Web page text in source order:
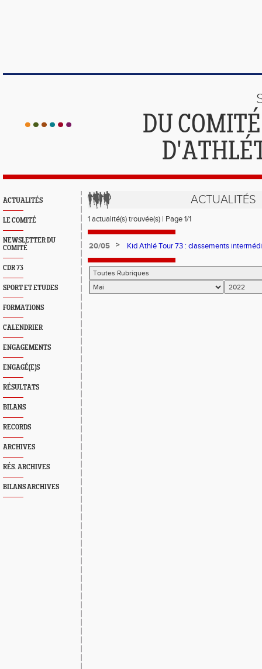
DU
ACTUALITÉS
LE COMITÉ
NEWSLETTER DU
COMITÉ
CDR 73
SPORT ET ETUDES
FORMATIONS
CALENDRIER
ENGAGEMENTS
ENGAGÉ(E)S
RÉSULTATS
BILANS
RECORDS
ARCHIVES
RÉS. ARCHIVES
BILANS ARCHIVES
ACTUALITÉS
1 actualité(s) trouvée(s) | Page 1/1
20/05 >
Kid Athlé Tour 73 : classements